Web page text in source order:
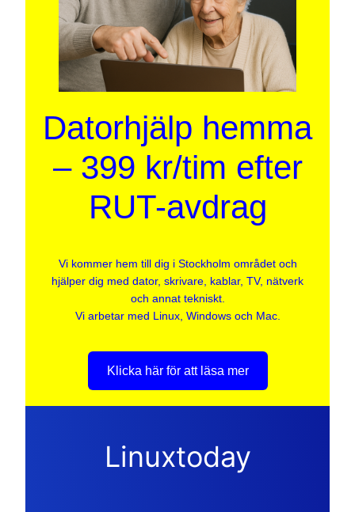
Datorhjälp hemma
– 399 kr/tim efter
RUT-avdrag
Vi kommer hem till dig i Stockholm området och
hjälper dig med dator, skrivare, kablar, TV, nätverk
och annat tekniskt.
Vi arbetar med Linux, Windows och Mac.
Klicka här för att läsa mer
Linuxtoday